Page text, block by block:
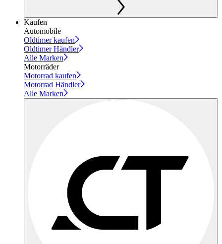
Kaufen
Automobile
Oldtimer kaufen
Oldtimer Händler
Alle Marken
Motorräder
Motorrad kaufen
Motorrad Händler
Alle Marken